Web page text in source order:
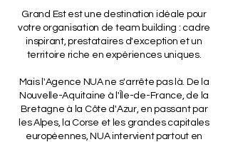
Grand Est est une destination idéale pour
votre organisation de team building : cadre
inspirant, prestataires d'exception et un
territoire riche en expériences uniques.
Mais l'Agence NUA ne s'arrête pas là. De la
Nouvelle-Aquitaine à l'Île-de-France, de la
Bretagne à la Côte d'Azur, en passant par
les Alpes, la Corse et les grandes capitales
européennes, NUA intervient partout en